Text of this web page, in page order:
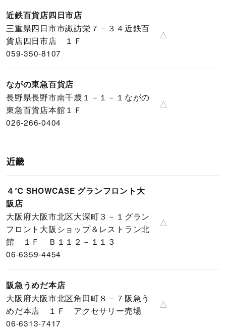
近鉄百貨店四日市店
三重県四日市市諏訪栄７－３４近鉄百
貨店四日市店 １Ｆ
059-350-8107
△
ながの東急百貨店
長野県長野市南千歳１－１－１ながの
東急百貨店本館１Ｆ
026-266-0404
△
近畿
４℃ SHOWCASE グランフロント大
阪店
大阪府大阪市北区大深町３－１グラン
フロント大阪ショップ＆レストラン北
館 １Ｆ Ｂ１１２－１１３
06-6359-4454
△
阪急うめだ本店
大阪府大阪市北区角田町８－７阪急う
めだ本店 １Ｆ アクセサリー売場
06-6313-7417
△